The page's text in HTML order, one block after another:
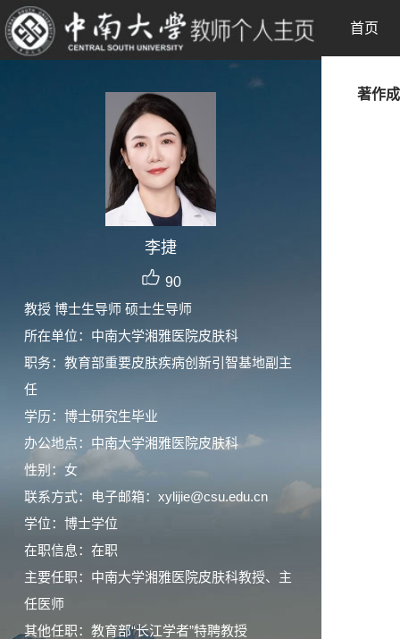
李捷
90
教授 博士生导师 硕士生导师
所在单位：中南大学湘雅医院皮肤科
职务：教育部重要皮肤疾病创新引智基地副主
任
学历：博士研究生毕业
办公地点：中南大学湘雅医院皮肤科
性别：女
联系方式：电子邮箱：xylijie@csu.edu.cn
学位：博士学位
在职信息：在职
主要任职：中南大学湘雅医院皮肤科教授、主
任医师
其他任职：教育部“长江学者”特聘教授
首页
著作